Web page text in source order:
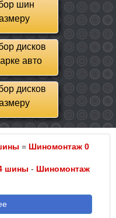
шин
дисков
авто
дисков
= Шиномонтаж 0
шины - Шиномонтаж